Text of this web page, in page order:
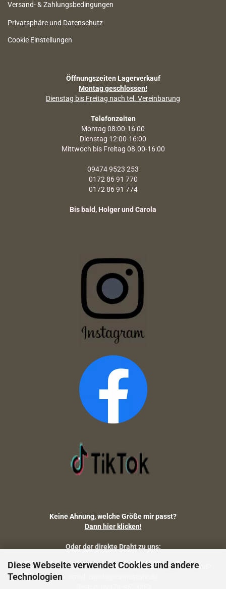
Diese Webseite verwendet Cookies und andere
Technologien
Versand- & Zahlungsbedingungen
Privatsphäre und Datenschutz
Cookie Einstellungen
Öffnungszeiten Lagerverkauf
Montag geschlossen!
Dienstag bis Freitag nach tel. Vereinbarung
Telefonzeiten
Montag 08:00-16:00
Dienstag 12:00-16:00
Mittwoch bis Freitag 08.00-16:00
09474 9523 253
0172 86 91 770
0172 86 91 774
Bis bald, Holger und Carola
Keine Ahnung, welche Größe mir passt?
Dann hier klicken!
Oder der direkte Draht zu uns:
Fragen zu Artikelmaßen, Warenbestand, Lieferstatus, Versand?